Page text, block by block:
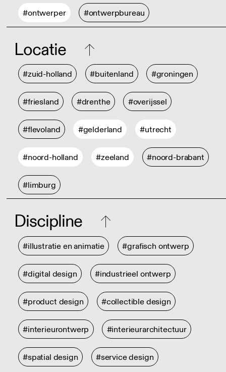
#ontwerper #ontwerpbureau
Locatie
#zuid-holland #buitenland #groningen
#friesland #drenthe #overijssel
#flevoland #gelderland #utrecht
#noord-holland #zeeland #noord-brabant
#limburg
Discipline
#illustratie en animatie #grafisch ontwerp
#digital design #industrieel ontwerp
#product design #collectible design
#interieurontwerp #interieurarchitectuur
#spatial design #service design